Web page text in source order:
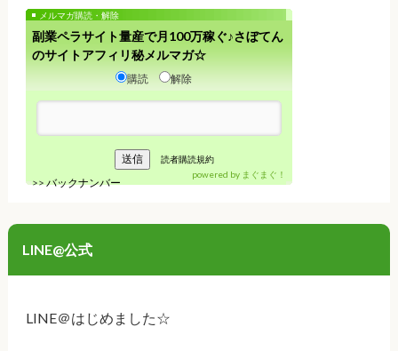
メルマガ購読・解除
副業ペラサイト量産で月100万稼ぐ♪さぼてん
のサイトアフィリ秘メルマガ☆
購読 解除
読者購読規約
>>バックナンバー
powered by まぐまぐ！
LINE@公式
LINE＠はじめました☆